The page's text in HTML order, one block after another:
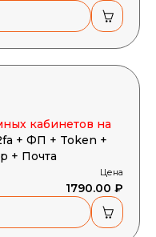
кабинетов на
+ ФП + Token +
+ Почта
Цена
1790.00 ₽